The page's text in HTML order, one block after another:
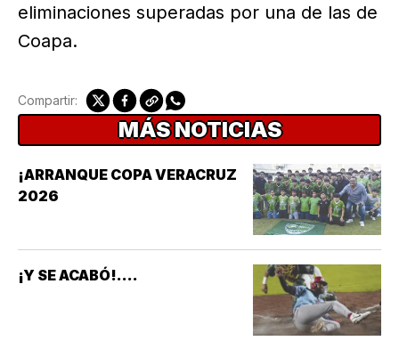
eliminaciones superadas por una de las de
Coapa.
Compartir:
MÁS NOTICIAS
¡ARRANQUE COPA VERACRUZ
2026
¡Y SE ACABÓ!....